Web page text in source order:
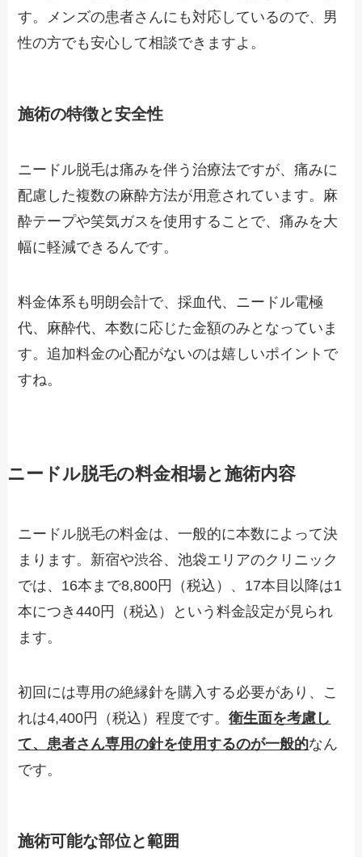
す。メンズの患者さんにも対応しているので、男
性の方でも安心して相談できますよ。
施術の特徴と安全性
ニードル脱毛は痛みを伴う治療法ですが、痛みに
配慮した複数の麻酔方法が用意されています。麻
酔テープや笑気ガスを使用することで、痛みを大
幅に軽減できるんです。
料金体系も明朗会計で、採血代、ニードル電極
代、麻酔代、本数に応じた金額のみとなっていま
す。追加料金の心配がないのは嬉しいポイントで
すね。
ニードル脱毛の料金相場と施術内容
ニードル脱毛の料金は、一般的に本数によって決
まります。新宿や渋谷、池袋エリアのクリニック
では、16本まで8,800円（税込）、17本目以降は1
本につき440円（税込）という料金設定が見られ
ます。
初回には専用の絶縁針を購入する必要があり、こ
れは4,400円（税込）程度です。衛生面を考慮し
て、患者さん専用の針を使用するのが一般的なん
です。
施術可能な部位と範囲